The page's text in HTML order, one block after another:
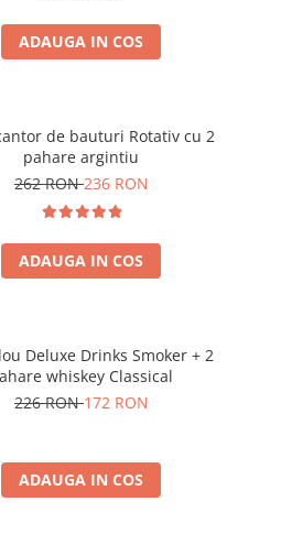
ADAUGA IN COS
de bauturi Rotativ cu 2
pahare argintiu
262 RON236 RON
ADAUGA IN COS
Deluxe Drinks Smoker + 2
whiskey Classical
226 RON172 RON
ADAUGA IN COS